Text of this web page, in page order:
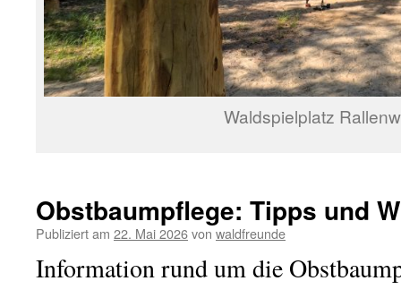
Waldspielplatz
Obstbaumpflege: Tipps und
Publiziert am 22. Mai 2026von waldfreunde
Information rund um die